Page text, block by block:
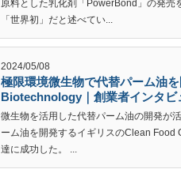
原料とした乳化剤「PowerBond」の発売
「世界初」だと述べてい...
2024/05/08
極限環境微生物で代替パーム油
Biotechnology｜創業者インタビ
微生物を活用した代替パーム油の開発が
ーム油を開発するイギリスのClean
達に成功した。 ...